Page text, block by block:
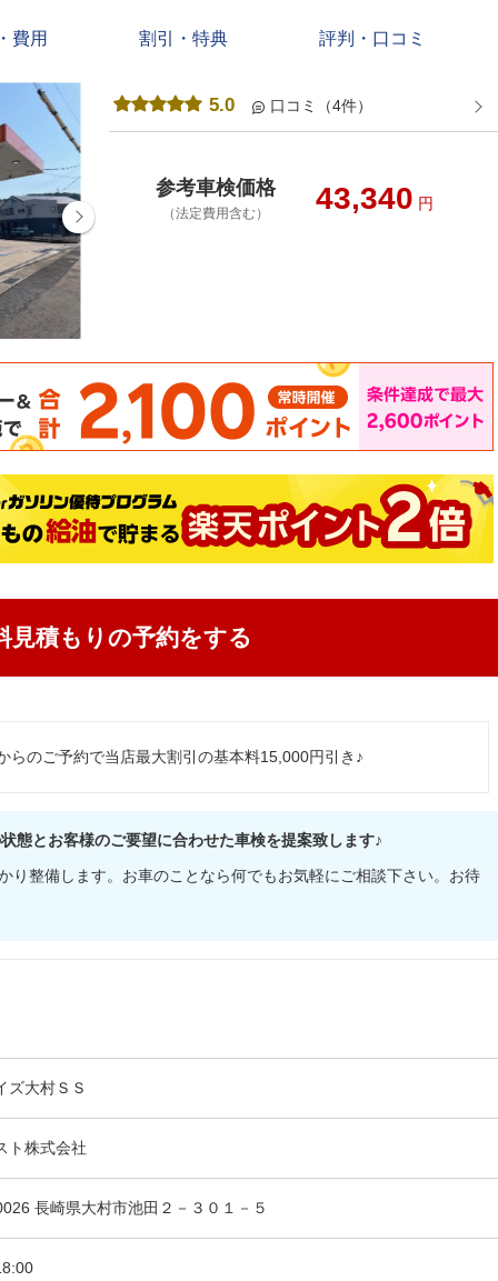
費用 割引・特典 評判・口コミ
5.0 口コミ（4件）
参考車検価格
（法定費用含む） 43,340 円
見積もりの予約をする
らのご予約で当店最大割引の基本料15,000円引き♪
態とお客様のご要望に合わせた車検を提案致します♪
り整備します。お車のことなら何でもお気軽にご相談下さい。お待
ズ大村ＳＳ
ト株式会社
長崎県大村市池田２－３０１－５